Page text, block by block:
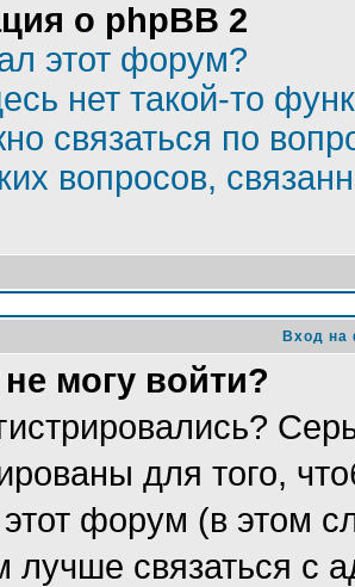
о phpBB 2
этот форум?
нет такой-то
связаться по
вопросов,
Вход на
могу войти?
для того,
форум (в этом
лучше связаться с